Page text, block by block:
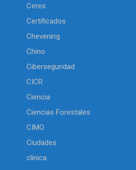
Ceres
Certificados
Chevening
Chino
Ciberseguridad
CICR
Ciencia
Ciencias Forestales
CIMO
Ciudades
clinica